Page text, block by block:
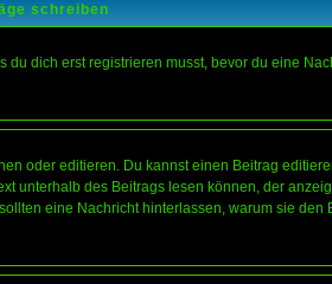
schreiben
dich erst registrieren musst, bevor du eine
oder editieren. Du kannst einen Beitrag
des Beitrags lesen können, der
eine Nachricht hinterlassen, warum sie